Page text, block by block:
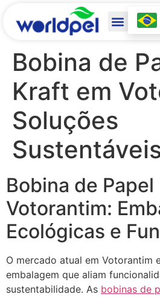
Bobina de
Kraft em
Soluções
Bobina de
Votorantim:
Ecológicas e
O mercado atual em Votorantim
embalagem que aliam
sustentabilidade. As bobinas de